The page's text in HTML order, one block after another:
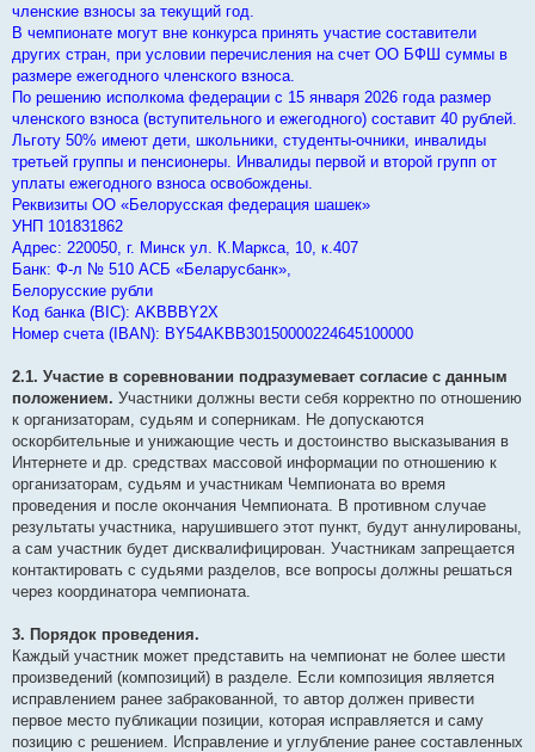
членские взносы за текущий год.
В чемпионате могут вне конкурса принять участие составители
других стран, при условии перечисления на счет ОО БФШ суммы в
размере ежегодного членского взноса.
По решению исполкома федерации с 15 января 2026 года размер
членского взноса (вступительного и ежегодного) составит 40 рублей.
Льготу 50% имеют дети, школьники, студенты-очники, инвалиды
третьей группы и пенсионеры. Инвалиды первой и второй групп от
уплаты ежегодного взноса освобождены.
Реквизиты ОО «Белорусская федерация шашек»
УНП 101831862
Адрес: 220050, г. Минск ул. К.Маркса, 10, к.407
Банк: Ф-л № 510 АСБ «Беларусбанк»,
Белорусские рубли
Код банка (BIC): AKBBBY2Х
Номер счета (IBAN): BY54AKBB30150000224645100000
2.1. Участие в соревновании подразумевает согласие с данным
положением. Участники должны вести себя корректно по отношению
к организаторам, судьям и соперникам. Не допускаются
оскорбительные и унижающие честь и достоинство высказывания в
Интернете и др. средствах массовой информации по отношению к
организаторам, судьям и участникам Чемпионата во время
проведения и после окончания Чемпионата. В противном случае
результаты участника, нарушившего этот пункт, будут аннулированы,
а сам участник будет дисквалифицирован. Участникам запрещается
контактировать с судьями разделов, все вопросы должны решаться
через координатора чемпионата.
3. Порядок проведения.
Каждый участник может представить на чемпионат не более шести
произведений (композиций) в разделе. Если композиция является
исправлением ранее забракованной, то автор должен привести
первое место публикации позиции, которая исправляется и саму
позицию с решением. Исправление и углубление ранее составленных